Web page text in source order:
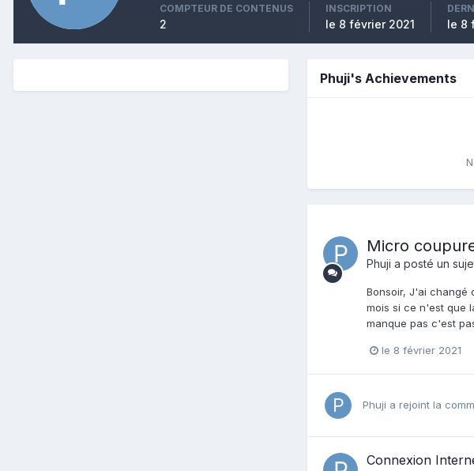
COMPTEUR DE CONTENUS
2
INSCRIPTION
le 8 février 2021 le 8
Phuji's Achievements
Micro
Phuji a posté un
Bonsoir, J'ai changé
mois si ce n'est que
manque pas c'est
le 8 février 2021
Phuji a rejoint la
Connexion